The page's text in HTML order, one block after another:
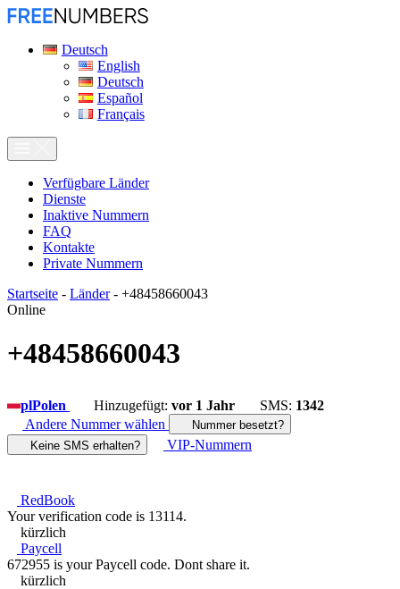
Deutsch
English
Deutsch
Español
Français
Verfügbare Länder
Dienste
Inaktive Nummern
FAQ
Kontakte
Private Nummern
Startseite - Länder- +48458660043
Online
+48458660043
plPolen Hinzugefügt: vor 1 Jahr SMS: 1342
Andere Nummer wählen
Nummer besetzt?
Keine SMS erhalten?
VIP-Nummern
RedBook
Your verification code is 13114.
kürzlich
Paycell
672955 is your Paycell code. Dont share it.
kürzlich